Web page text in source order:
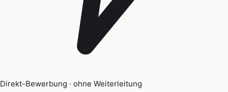
Direkt-Bewerbung · ohne Weiterleitung